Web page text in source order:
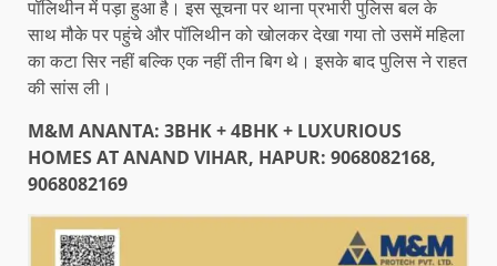
पॉलिथीन में पड़ा हुआ है। इस सूचना पर थाना प्रभारी पुलिस बल के
साथ मौके पर पहुंचे और पॉलिथीन को खोलकर देखा गया तो उसमें महिला
का कटा सिर नहीं बल्कि एक नहीं तीन बिग थे। इसके बाद पुलिस ने राहत
की सांस ली।
M&M ANANTA: 3BHK + 4BHK + LUXURIOUS
HOMES AT ANAND VIHAR, HAPUR: 9068082168,
9068082169